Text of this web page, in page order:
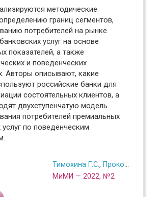
методические
границ сегментов,
потребителей на рынке
услуг на основе
показателей, а также
и поведенческих
Авторы описывают, какие
российские банки для
состоятельных клиентов, а
двухступенчатую модель
потребителей премиальных
по поведенческим
Тимохина Г.С., Прокопова Л.Г.
МиМИ — 2022, №2